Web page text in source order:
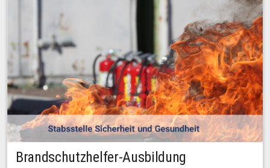
Brandschutzhelfer-Ausbildung